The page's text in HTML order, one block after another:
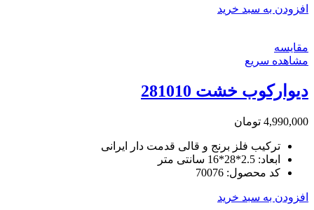
افزودن به سبد خرید
مقایسه
مشاهده سریع
دیوارکوب خشت 281010
4,990,000 تومان
ترکیب فلز برنج و قالی قدمت دار ایرانی
ابعاد: 2.5*28*16 سانتی متر
کد محصول: 70076
افزودن به سبد خرید